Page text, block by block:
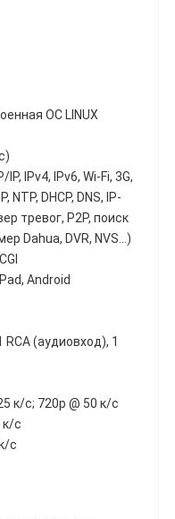
ОС LINUX
IPv4, IPv6, Wi-Fi, 3G,
NTP, DHCP, DNS, IP-
тревог, P2P, поиск
Dahua, DVR, NVS…)
Android
(аудиовход), 1
к/c; 720p @ 50 к/c
к/c
c